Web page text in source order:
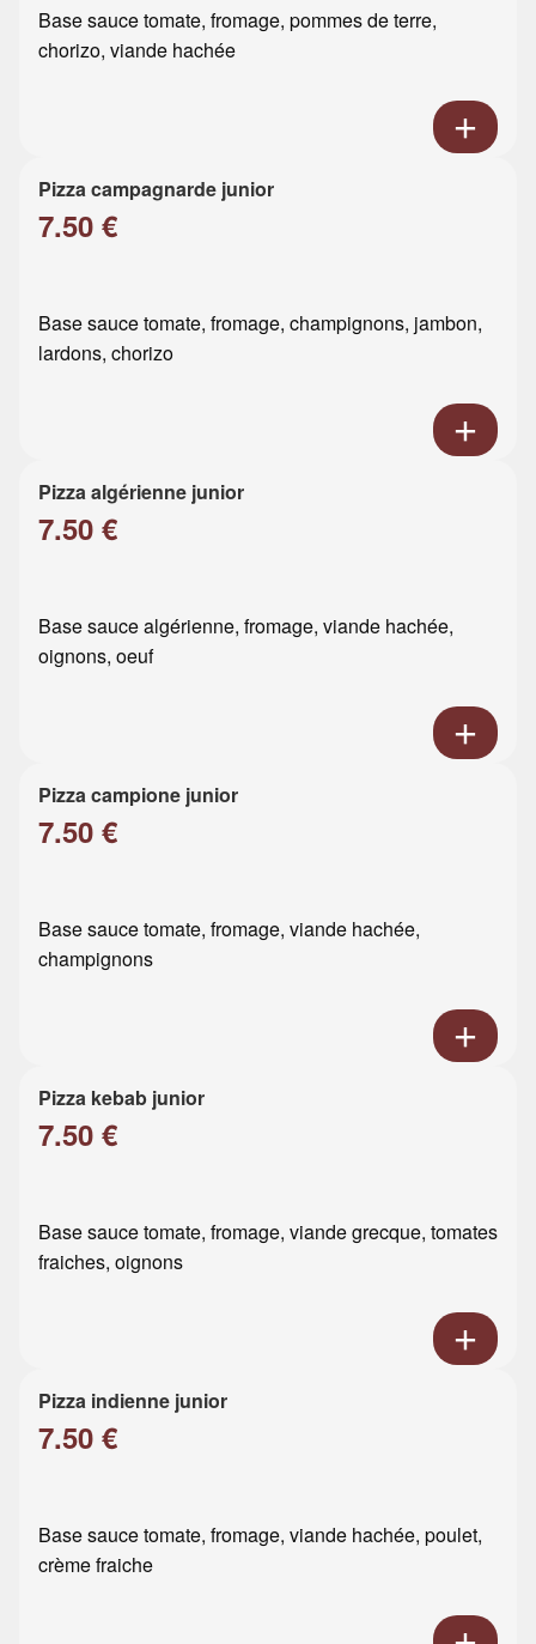
Base sauce tomate, fromage, pommes de terre,
chorizo, viande hachée
Pizza campagnarde junior
7.50 €
Base sauce tomate, fromage, champignons, jambon,
lardons, chorizo
Pizza algérienne junior
7.50 €
Base sauce algérienne, fromage, viande hachée,
oignons, oeuf
Pizza campione junior
7.50 €
Base sauce tomate, fromage, viande hachée,
champignons
Pizza kebab junior
7.50 €
Base sauce tomate, fromage, viande grecque, tomates
fraiches, oignons
Pizza indienne junior
7.50 €
Base sauce tomate, fromage, viande hachée, poulet,
crème fraiche